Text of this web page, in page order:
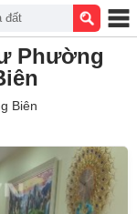
Phường
Biên
đất